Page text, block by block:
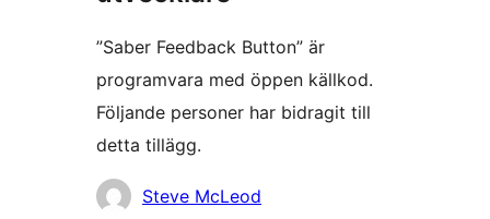
”Saber Feedback Button” är
programvara med öppen källkod.
Följande personer har bidragit till
detta tillägg.
BidragandeSteve McLeod